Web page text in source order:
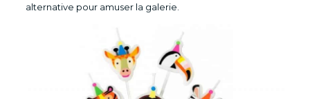
alternative pour amuser la galerie.